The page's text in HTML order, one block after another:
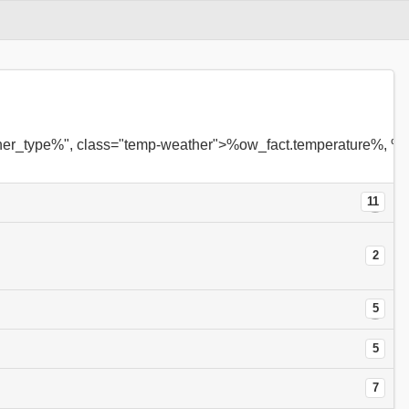
class="temp-weather">%ow_fact.temperature%,
11
2
5
5
7